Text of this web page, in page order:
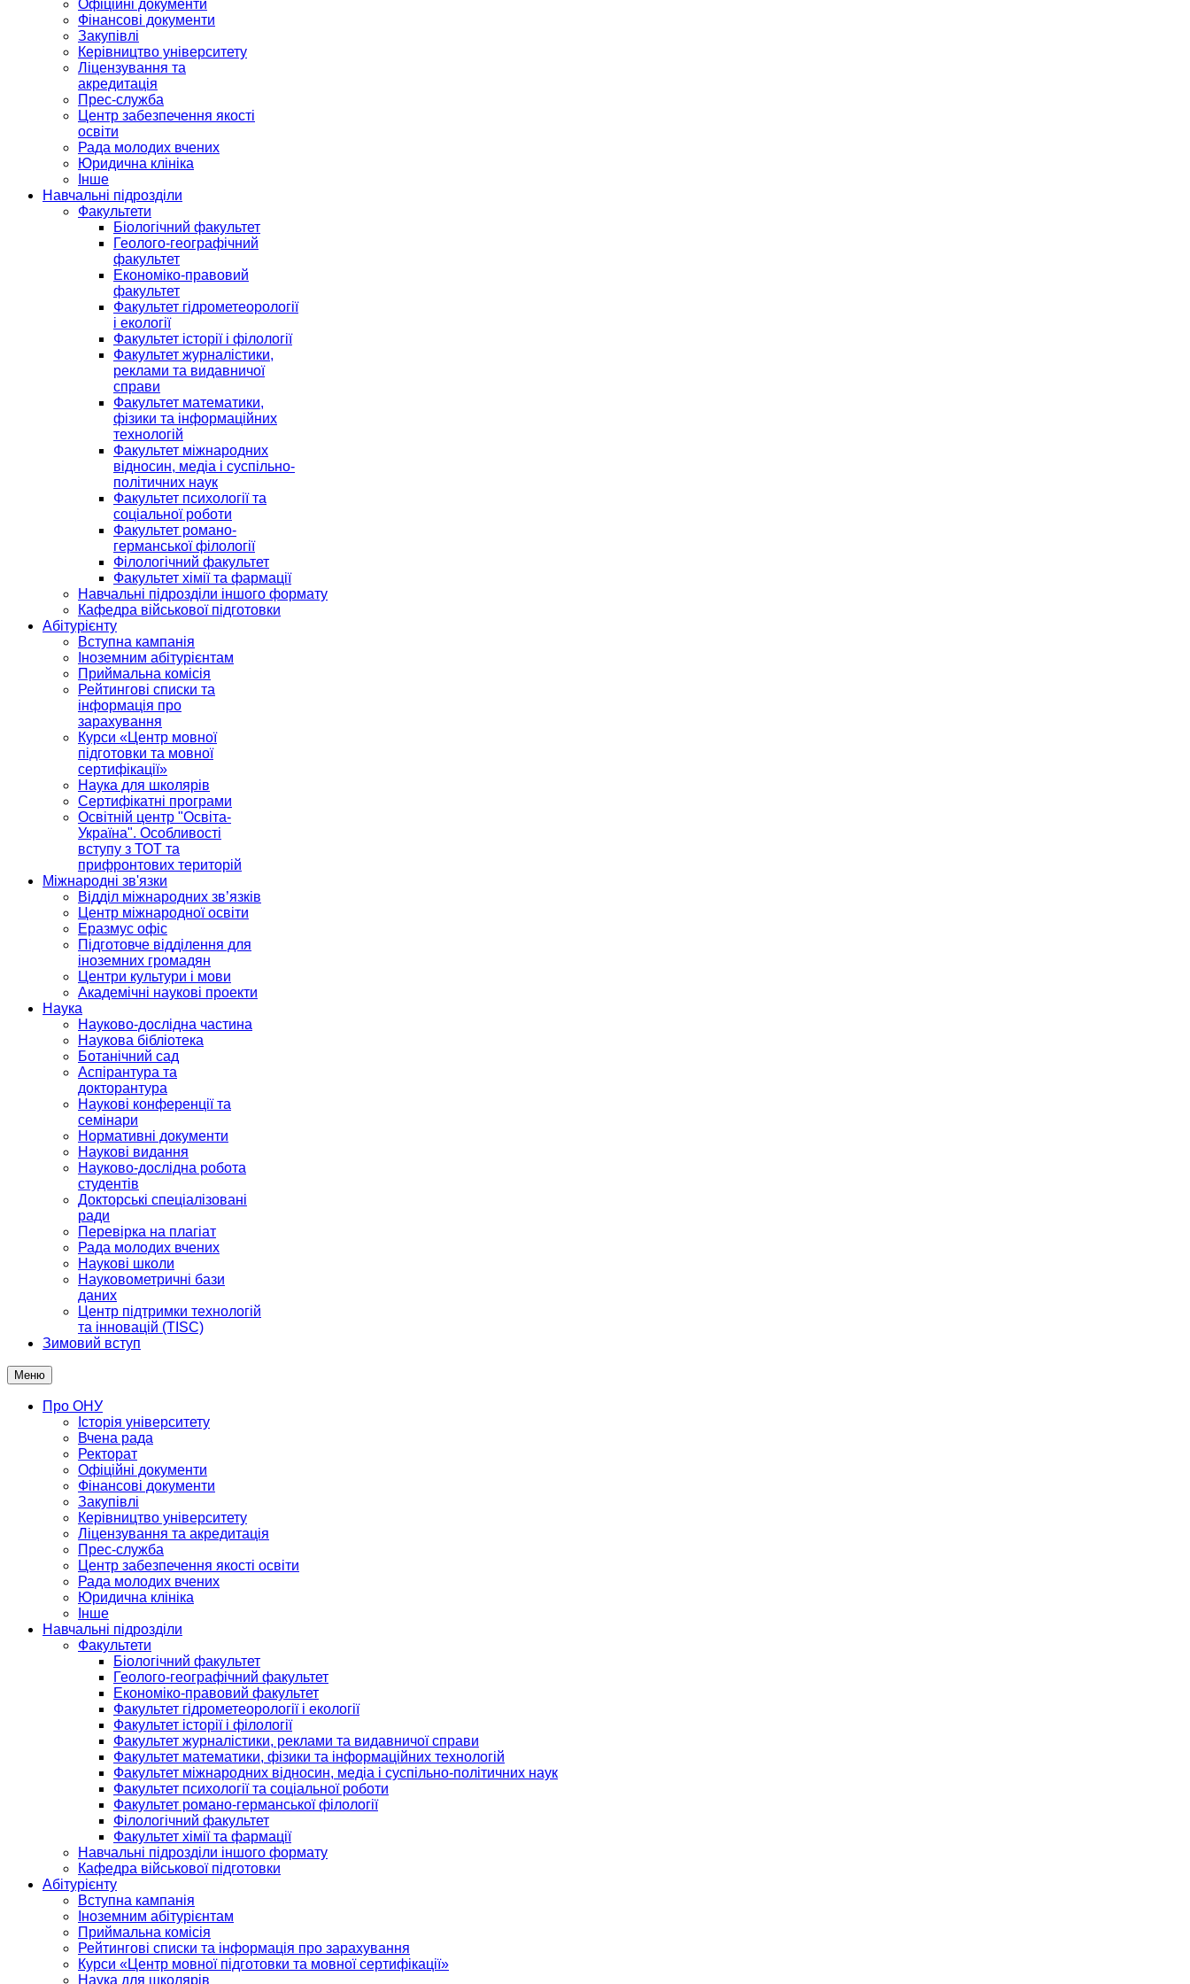
Офіційні документи
Фінансові документи
Закупівлі
Керівництво університету
Ліцензування та
акредитація
Прес-служба
Центр забезпечення якості
освіти
Рада молодих вчених
Юридична клініка
Інше
Навчальні підрозділи
Факультети
Біологічний факультет
Геолого-географічний
факультет
Економіко-правовий
факультет
Факультет гідрометеорології
і екології
Факультет історії і філології
Факультет журналістики,
реклами та видавничої
справи
Факультет математики,
фізики та інформаційних
технологій
Факультет міжнародних
відносин, медіа і суспільно-
політичних наук
Факультет психології та
соціальної роботи
Факультет романо-
германської філології
Філологічний факультет
Факультет хімії та фармації
Навчальні підрозділи іншого формату
Кафедра військової підготовки
Абітурієнту
Вступна кампанія
Іноземним абітурієнтам
Приймальна комісія
Рейтингові списки та
інформація про
зарахування
Курси «Центр мовної
підготовки та мовної
сертифікації»
Наука для школярів
Сертифікатні програми
Освітній центр "Освіта-
Україна". Особливості
вступу з ТОТ та
прифронтових територій
Міжнародні зв'язки
Відділ міжнародних зв’язків
Центр міжнародної освіти
Еразмус офіс
Підготовче відділення для
іноземних громадян
Центри культури і мови
Академічні наукові проекти
Наука
Науково-дослідна частина
Наукова бібліотека
Ботанічний сад
Аспірантура та
докторантура
Наукові конференції та
семінари
Нормативні документи
Наукові видання
Науково-дослідна робота
студентів
Докторські спеціалізовані
ради
Перевірка на плагіат
Рада молодих вчених
Наукові школи
Науковометричні бази
даних
Центр підтримки технологій
та інновацій (TISC)
Зимовий вступ
Меню
Про ОНУ
Історія університету
Вчена рада
Ректорат
Офіційні документи
Фінансові документи
Закупівлі
Керівництво університету
Ліцензування та акредитація
Прес-служба
Центр забезпечення якості освіти
Рада молодих вчених
Юридична клініка
Інше
Навчальні підрозділи
Факультети
Біологічний факультет
Геолого-географічний факультет
Економіко-правовий факультет
Факультет гідрометеорології і екології
Факультет історії і філології
Факультет журналістики, реклами та видавничої справи
Факультет математики, фізики та інформаційних технологій
Факультет міжнародних відносин, медіа і суспільно-політичних наук
Факультет психології та соціальної роботи
Факультет романо-германської філології
Філологічний факультет
Факультет хімії та фармації
Навчальні підрозділи іншого формату
Кафедра військової підготовки
Абітурієнту
Вступна кампанія
Іноземним абітурієнтам
Приймальна комісія
Рейтингові списки та інформація про зарахування
Курси «Центр мовної підготовки та мовної сертифікації»
Наука для школярів